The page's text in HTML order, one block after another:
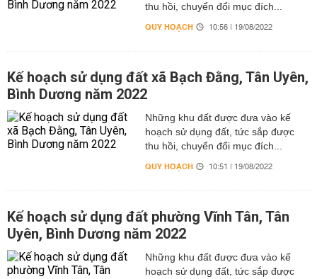
thu hồi, chuyển đổi mục đích...
QUY HOẠCH 10:56 | 19/08/2022
Kế hoạch sử dụng đất xã Bạch Đằng, Tân Uyên,
Bình Dương năm 2022
Những khu đất được đưa vào kế
hoạch sử dụng đất, tức sắp được
thu hồi, chuyển đổi mục đích...
QUY HOẠCH 10:51 | 19/08/2022
Kế hoạch sử dụng đất phường Vĩnh Tân, Tân
Uyên, Bình Dương năm 2022
Những khu đất được đưa vào kế
hoạch sử dụng đất, tức sắp được